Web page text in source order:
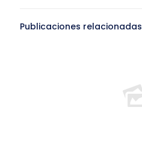
Publicaciones relacionadas